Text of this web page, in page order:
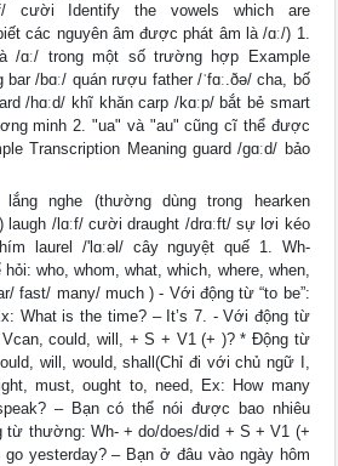
cười Identify the vowels which are
các nguyên âm được phát âm là /ɑː/) 1.
/ɑː/ trong một số trường hợp Example
bar /bɑː/ quán rượu father /ˈfɑː.ðə/ cha, bố
/hɑːd/ khĩ khăn carp /kɑːp/ bắt bẻ smart
minh 2. "ua" và "au" cũng cĩ thể được
Transcription Meaning guard /gɑːd/ bảo
nghe (thường dùng trong hearken
laugh /lɑːf/ cười draught /drɑːft/ sự lơi kéo
laurel /'lɑːəl/ cây nguyệt quế 1. Wh-
who, whom, what, which, where, when,
fast/ many/ much ) - Với động từ “to be”:
What is the time? – It’s 7. - Với động từ
Vcan, could, will, + S + V1 (+ )? * Động từ
will, would, shall(Chỉ đi với chủ ngữ I,
must, ought to, need, Ex: How many
– Bạn có thể nói được bao nhiêu
từ thường: Wh- + do/does/did + S + V1 (+
yesterday? – Bạn ở đâu vào ngày hôm